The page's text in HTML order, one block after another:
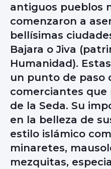
antiguos pueblos
comenzaron a
bellísimas
Bajara o Jiva
Humanidad).
un punto de paso
comerciantes que
de la Seda. Su
en la belleza de
estilo islámico
minaretes,
mezquitas,